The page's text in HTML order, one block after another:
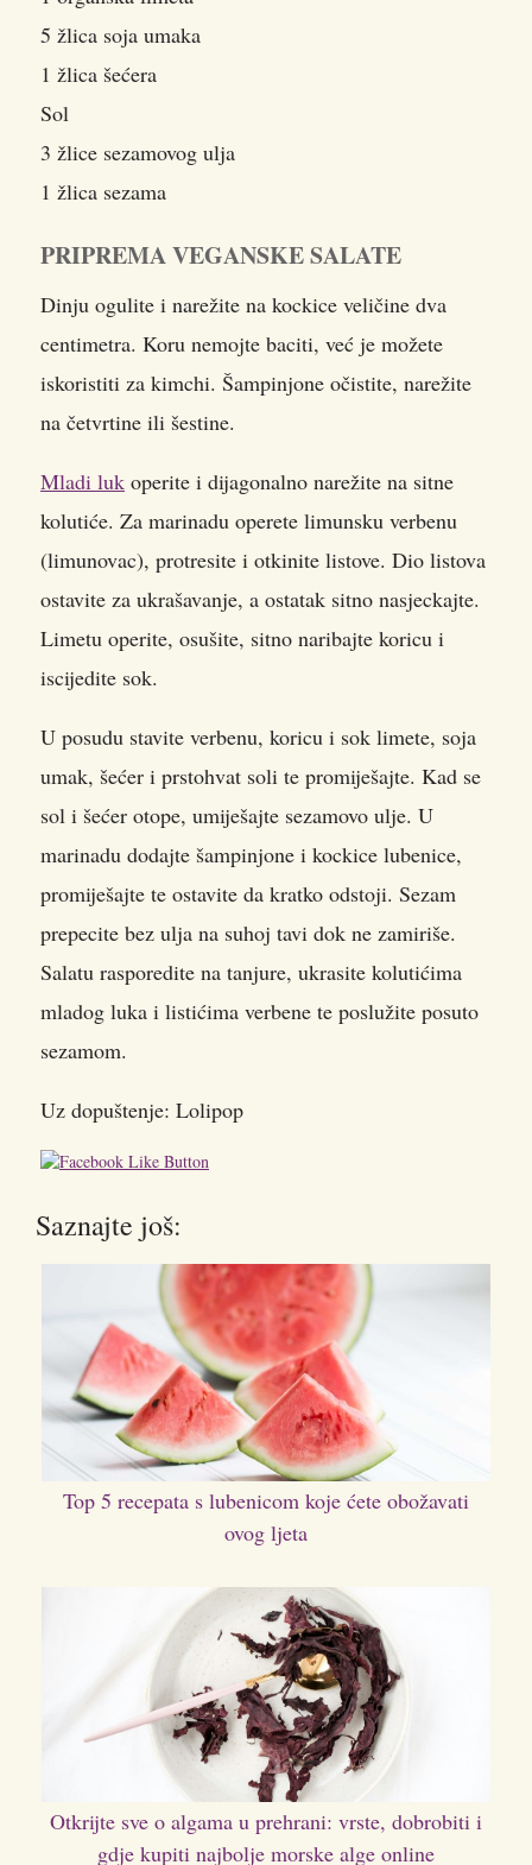
5 žlica soja umaka
1 žlica šećera
Sol
3 žlice sezamovog ulja
1 žlica sezama
PRIPREMA VEGANSKE SALATE
Dinju ogulite i narežite na kockice veličine dva
centimetra. Koru nemojte baciti, već je možete
iskoristiti za kimchi. Šampinjone očistite, narežite
na četvrtine ili šestine.
Mladi luk operite i dijagonalno narežite na sitne
kolutiće. Za marinadu operete limunsku verbenu
(limunovac), protresite i otkinite listove. Dio listova
ostavite za ukrašavanje, a ostatak sitno nasjeckajte.
Limetu operite, osušite, sitno naribajte koricu i
iscijedite sok.
U posudu stavite verbenu, koricu i sok limete, soja
umak, šećer i prstohvat soli te promiješajte. Kad se
sol i šećer otope, umiješajte sezamovo ulje. U
marinadu dodajte šampinjone i kockice lubenice,
promiješajte te ostavite da kratko odstoji. Sezam
prepecite bez ulja na suhoj tavi dok ne zamiriše.
Salatu rasporedite na tanjure, ukrasite kolutićima
mladog luka i listićima verbene te poslužite posuto
sezamom.
Uz dopuštenje: Lolipop
Saznajte još:
Top 5 recepata s lubenicom koje ćete obožavati
ovog ljeta
Otkrijte sve o algama u prehrani: vrste, dobrobiti i
gdje kupiti najbolje morske alge online